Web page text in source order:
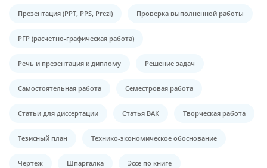
Презентация (PPT, PPS, Prezi) Проверка выполненной работы
РГР (расчетно-графическая работа)
Речь и презентация к диплому Решение задач
Самостоятельная работа Семестровая работа
Статьи для диссертации Статья ВАК Творческая работа
Тезисный план Технико-экономическое обоснование
Чертёж Шпаргалка Эссе по книге